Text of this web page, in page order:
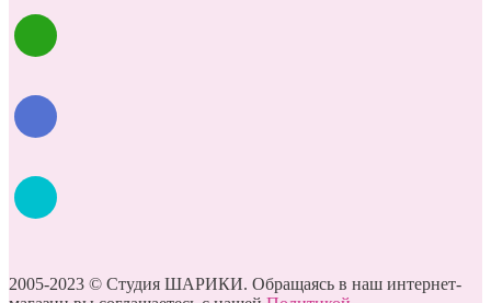
2005-2023 © Студия ШАРИКИ. Обращаясь в наш интернет-